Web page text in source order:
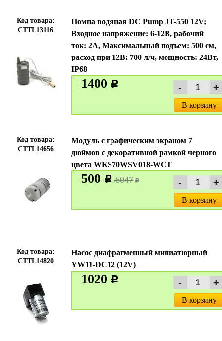
Код товара:
CTTL13116
Помпа водяная DC Pump JT-550 12V;
Входное напряжение: 6-12В, рабочий
ток: 2A, Максимальный подъем: 500 см,
расход при 12В: 700 л/ч, мощность: 24Вт,
IP68
1400 c
В корзину
Код товара:
CTTL14656
Модуль с графическим экраном 7
дюймов с декоративной рамкой черного
цвета WKS70WSV018-WCT
500 c /6047 c
В корзину
Код товара:
CTTL14820
Насос диафрагменный миниатюрный
YW11-DC12 (12V)
1020 c
В корзину